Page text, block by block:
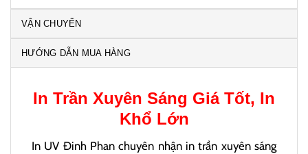
VẬN CHUYỂN
HƯỚNG DẪN MUA HÀNG
In Trần Xuyên Sáng Giá Tốt, In
Khổ Lớn
In UV Đinh Phan chuyên nhận in trần xuyên sáng